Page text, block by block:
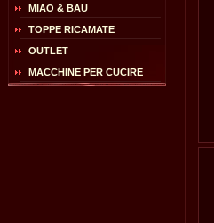
MIAO & BAU
TOPPE RICAMATE
OUTLET
MACCHINE PER CUCIRE